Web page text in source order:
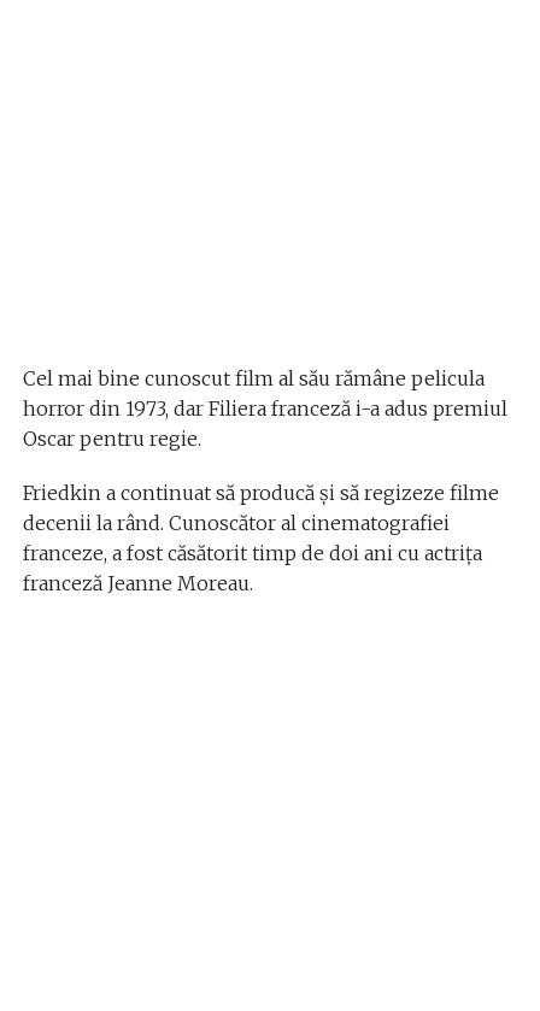
Cel mai bine cunoscut film al său rămâne pelicula
horror din 1973, dar Filiera franceză i-a adus premiul
Oscar pentru regie.
Friedkin a continuat să producă şi să regizeze filme
decenii la rând. Cunoscător al cinematografiei
franceze, a fost căsătorit timp de doi ani cu actriţa
franceză Jeanne Moreau.